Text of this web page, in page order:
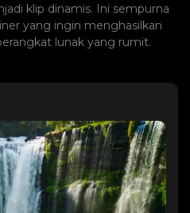
klip dinamis. Ini sempurna
yang ingin menghasilkan
lunak yang rumit.